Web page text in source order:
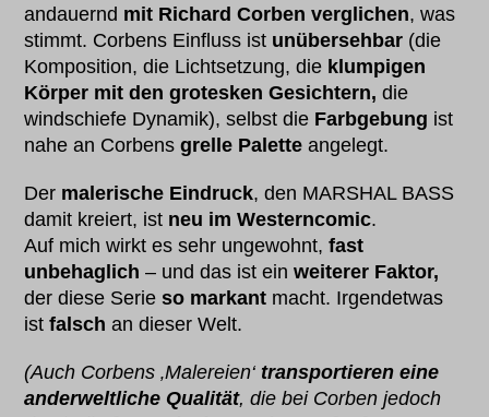
andauernd mit Richard Corben verglichen, was
stimmt. Corbens Einfluss ist unübersehbar (die
Komposition, die Lichtsetzung, die klumpigen
Körper mit den grotesken Gesichtern,die
windschiefe Dynamik), selbst die Farbgebung ist
nahe an Corbensgrelle Paletteangelegt.
Der malerische Eindruck, den MARSHAL BASS
damit kreiert, ist neu im Westerncomic.
Auf mich wirkt es sehr ungewohnt,fast
unbehaglich – und das ist einweiterer Faktor,
der diese Serieso markant macht. Irgendetwas
istfalsch an dieser Welt.
(Auch Corbens ‚Malereien‘transportieren eine
anderweltliche Qualität, die bei Corben jedoch